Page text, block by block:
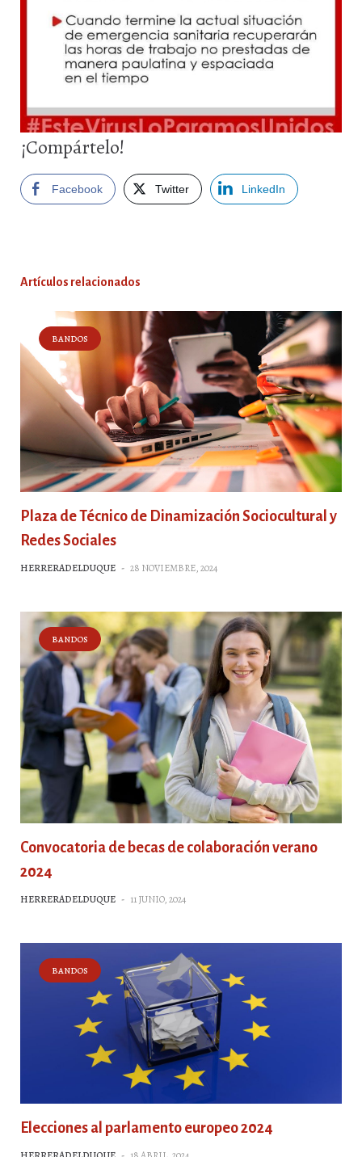
¡Compártelo!
Facebook Twitter LinkedIn
Artículos relacionados
BANDOS
Plaza de Técnico de Dinamización Sociocultural y
Redes Sociales
HERRERADELDUQUE - 28 NOVIEMBRE, 2024
BANDOS
Convocatoria de becas de colaboración verano
2024
HERRERADELDUQUE - 11 JUNIO, 2024
BANDOS
Elecciones al parlamento europeo 2024